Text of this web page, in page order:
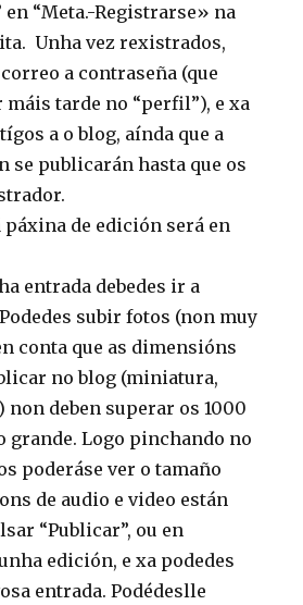
en “Meta.-Registrarse» na
Unha vez rexistrados,
a contraseña (que
tarde no “perfil”), e xa
a o blog, aínda que a
se publicarán hasta que os
páxina de edición será en
entrada debedes ir a
subir fotos (non muy
conta que as dimensións
no blog (miniatura,
non deben superar os 1000
grande. Logo pinchando no
poderáse ver o tamaño
de audio e video están
“Publicar”, ou en
edición, e xa podedes
entrada. Podédeslle